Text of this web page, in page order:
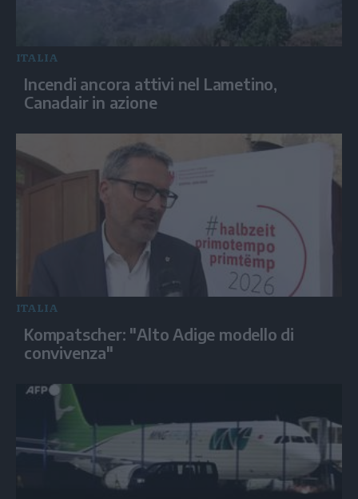
ITALIA
Incendi ancora attivi nel Lametino,
Canadair in azione
ITALIA
Kompatscher: "Alto Adige modello di
convivenza"